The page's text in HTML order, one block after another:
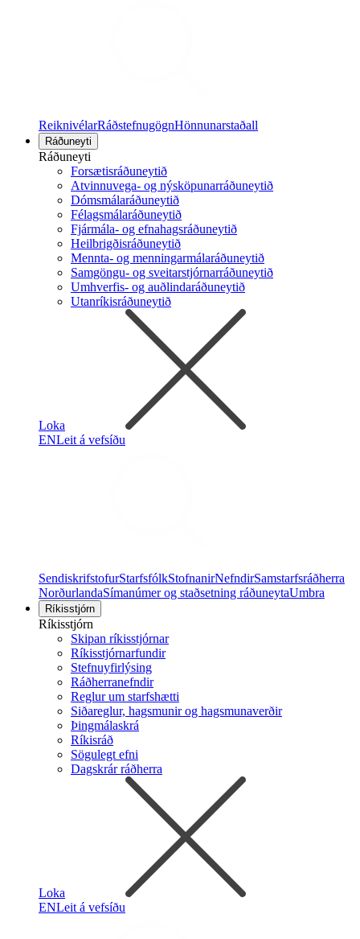
ReiknivélarRáðstefnugögnHönnunarstaðall
Ráðuneyti
Ráðuneyti
Forsætisráðuneytið
Atvinnuvega- og nýsköpunarráðuneytið
Dómsmálaráðuneytið
Félagsmálaráðuneytið
Fjármála- og efnahagsráðuneytið
Heilbrigðisráðuneytið
Mennta- og menningarmálaráðuneytið
Samgöngu- og sveitarstjórnarráðuneytið
Umhverfis- og auðlindaráðuneytið
Utanríkisráðuneytið
Loka
ENLeit á vefsíðu
SendiskrifstofurStarfsfólkStofnanirNefndirSamstarfsráðherra
NorðurlandaSímanúmer og staðsetning ráðuneytaUmbra
Ríkisstjórn
Ríkisstjórn
Skipan ríkisstjórnar
Ríkisstjórnarfundir
Stefnuyfirlýsing
Ráðherranefndir
Reglur um starfshætti
Siðareglur, hagsmunir og hagsmunaverðir
Þingmálaskrá
Ríkisráð
Sögulegt efni
Dagskrár ráðherra
Loka
ENLeit á vefsíðu